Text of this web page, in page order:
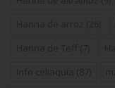
Harina de arroz (26)
Harina de Teff (7)
Info celiaquía (87)